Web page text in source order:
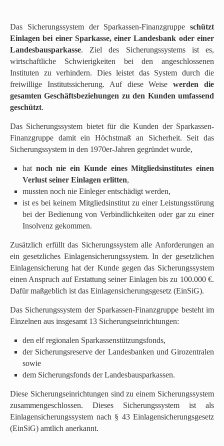
o
b
e
n
p
r
g
e
n
g
o
t
o
t
p
)
.
Das Sicherungssystem der Sparkassen-Finanzgruppe schützt
Einlagen bei einer Sparkasse, einer Landesbank oder einer
Landesbausparkasse. Ziel des Sicherungssystems ist es,
wirtschaftliche Schwierigkeiten bei den angeschlossenen
Instituten zu verhindern. Dies leistet das System durch die
freiwillige Institutssicherung. Auf diese Weisewerden die
gesamten Geschäftsbeziehungen zu den Kunden umfassend
geschützt.
Das Sicherungssystem bietet für die Kunden der Sparkassen-
Finanzgruppe damit ein Höchstmaß an Sicherheit. Seit das
Sicherungssystem in den 1970er-Jahren gegründet wurde,
hat noch nie ein Kunde eines Mitgliedsinstitutes einen
Verlust seiner Einlagen erlitten,
mussten noch nie Einleger entschädigt werden,
ist es bei keinem Mitgliedsinstitut zu einer Leistungsstörung
bei der Bedienung von Verbindlichkeiten oder gar zu einer
Insolvenz gekommen.
Zusätzlich erfüllt das Sicherungssystem alle Anforderungen an
ein gesetzliches Einlagensicherungssystem. In der gesetzlichen
Einlagensicherung hat der Kunde gegen das Sicherungssystem
einen Anspruch auf Erstattung seiner Einlagen bis zu 100.000 €.
Dafür maßgeblich ist das Einlagensicherungsgesetz (EinSiG).
Das Sicherungssystem der Sparkassen-Finanzgruppe besteht im
Einzelnen aus insgesamt 13 Sicherungseinrichtungen:
den elf regionalen Sparkassenstützungsfonds,
der Sicherungsreserve der Landesbanken und Girozentralen
sowie
dem Sicherungsfonds der Landesbausparkassen.
Diese Sicherungseinrichtungen sind zu einem Sicherungssystem
zusammengeschlossen. Dieses Sicherungssystem ist als
Einlagensicherungssystem nach § 43 Einlagensicherungsgesetz
(EinSiG) amtlich anerkannt.